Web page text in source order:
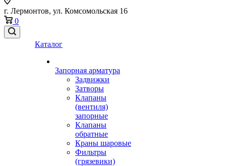
г. Лермонтов, ул. Комсомольская 16
0
Каталог
Запорная арматура
Задвижки
Затворы
Клапаны
(вентиля)
запорные
Клапаны
обратные
Краны шаровые
Фильтры
(грязевики)